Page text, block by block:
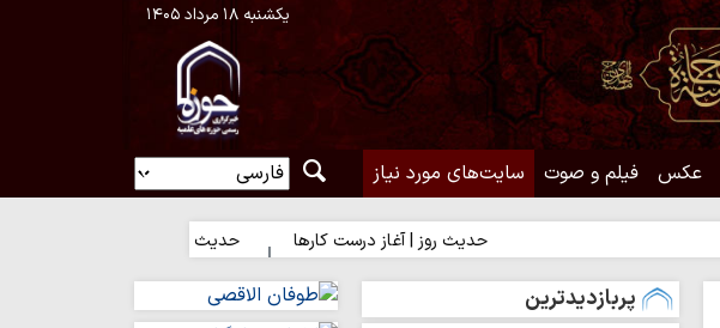
یکشنبه ۱۸ مرداد ۱۴۰۵
عکس فیلم و صوت سایت‌های مورد نیاز
حدیث روز | آغاز درست کارها حدیث روز | رضایت خدا یا رضایت مردم؟
پربازدیدترین